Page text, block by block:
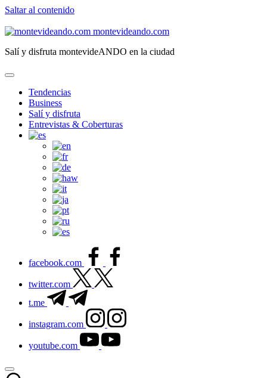
Saltar al contenido
montevideando.com
Salí y disfruta montevideANDO en la ciudad
Tendencias
Business
Salí y disfruta
Entrevistas & Coberturas
facebook.com
twitter.com
t.me
instagram.com
youtube.com